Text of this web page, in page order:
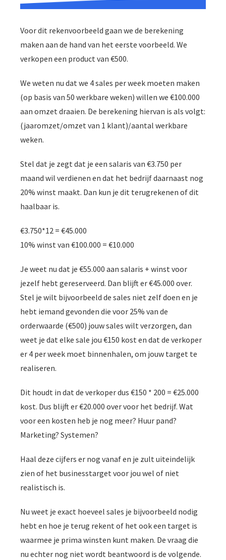
Voor dit rekenvoorbeeld gaan we de berekening
maken aan de hand van het eerste voorbeeld. We
verkopen een product van €500.
We weten nu dat we 4 sales per week moeten maken
(op basis van 50 werkbare weken) willen we €100.000
aan omzet draaien. De berekening hiervan is als volgt:
(jaaromzet/omzet van 1 klant)/aantal werkbare
weken.
Stel dat je zegt dat je een salaris van €3.750 per
maand wil verdienen en dat het bedrijf daarnaast nog
20% winst maakt. Dan kun je dit terugrekenen of dit
haalbaar is.
€3.750*12 = €45.000
10% winst van €100.000 = €10.000
Je weet nu dat je €55.000 aan salaris + winst voor
jezelf hebt gereserveerd. Dan blijft er €45.000 over.
Stel je wilt bijvoorbeeld de sales niet zelf doen en je
hebt iemand gevonden die voor 25% van de
orderwaarde (€500) jouw sales wilt verzorgen, dan
weet je dat elke sale jou €150 kost en dat de verkoper
er 4 per week moet binnenhalen, om jouw target te
realiseren.
Dit houdt in dat de verkoper dus €150 * 200 = €25.000
kost. Dus blijft er €20.000 over voor het bedrijf. Wat
voor een kosten heb je nog meer? Huur pand?
Marketing? Systemen?
Haal deze cijfers er nog vanaf en je zult uiteindelijk
zien of het businesstarget voor jou wel of niet
realistisch is.
Nu weet je exact hoeveel sales je bijvoorbeeld nodig
hebt en hoe je terug rekent of het ook een target is
waarmee je prima winsten kunt maken. De vraag die
nu echter nog niet wordt beantwoord is de volgende.